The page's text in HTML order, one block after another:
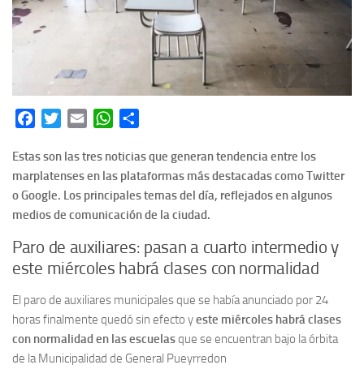
FacebookTwitterEmail WhatsApp
Estas son las tres noticias que generan tendencia entre los
marplatenses en las plataformas más destacadas como Twitter
o Google. Los principales temas del día, reflejados en algunos
medios de comunicación de la ciudad.
Paro de auxiliares: pasan a cuarto intermedio y
este miércoles habrá clases con normalidad
El paro de auxiliares municipales que se había anunciado por 24
horas finalmente quedó sin efecto yeste miércoles habrá clases
con normalidad en las escuelasque se encuentran bajo la órbita
de la Municipalidad de General Pueyrredon